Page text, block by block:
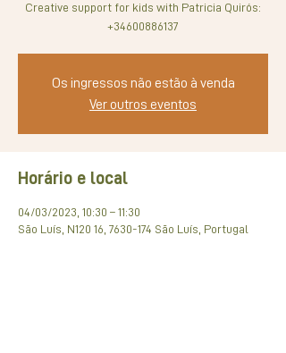
Creative support for kids with Patricia Quirós:
+34600886137
Os ingressos não estão à venda
Ver outros eventos
Horário e local
04/03/2023, 10:30 – 11:30
São Luís, N120 16, 7630-174 São Luís, Portugal